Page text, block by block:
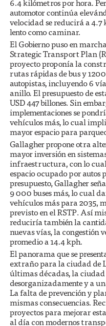
6.4 kilómetros por hora.
automotor continúa
velocidad se reducirá a
lento como caminar.
El Gobierno puso en
Strategic Transport Plan
proyecto proponía la
rutas rápidas de bus y
autopistas, incluyendo 6
anillo. El presupuesto de
USD 447 billones. Sin
implementaciones se
vehículos más, lo cual
mayor espacio para
Gallagher propone otra
mayor inversión en
infraestructura, con lo
espacio ocupado por autos
presupuesto, Gallagher
9 000 buses más, lo cual
vehículos más para 2035,
previsto en el RSTP. Así
reduciría también la
nuevas vías, la congestión
promedio a 14.4 kph.
El panorama que se
extraño para la ciudad de
últimas décadas, la
desorganizadamente y a
La falta de prevención y
mismas consecuencias.
proyectos para mejorar
al día con modernos